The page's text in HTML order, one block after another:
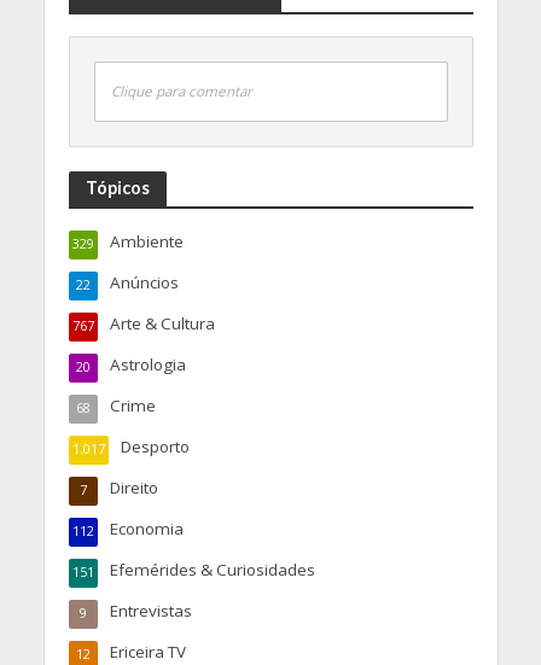
Clique para comentar
Tópicos
Ambiente
329
Anúncios
22
Arte & Cultura
767
Astrologia
20
Crime
68
Desporto
1.017
Direito
7
Economia
112
Efemérides & Curiosidades
151
Entrevistas
9
Ericeira TV
12